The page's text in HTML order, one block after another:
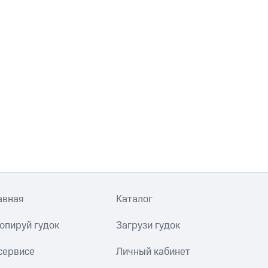
Каталог
гудок Загрузи гудок
Личный кабинет